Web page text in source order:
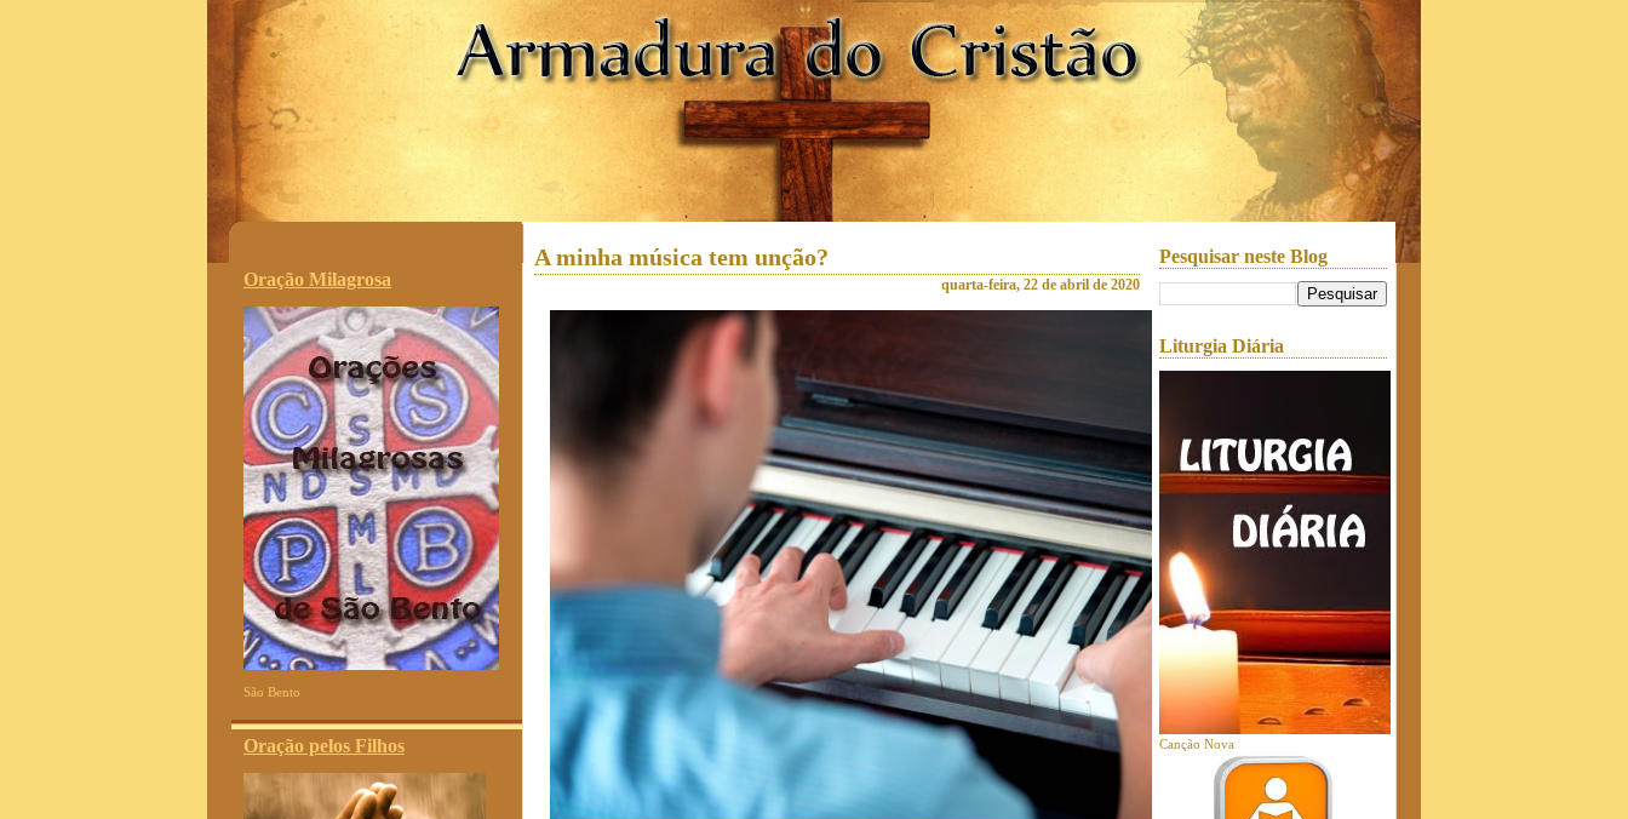
.
Oração Milagrosa
São Bento
Oração pelos Filhos
A minha música tem unção?
quarta-feira, 22 de abril de 2020
Pesquisar neste Blog
Liturgia Diária
Canção Nova